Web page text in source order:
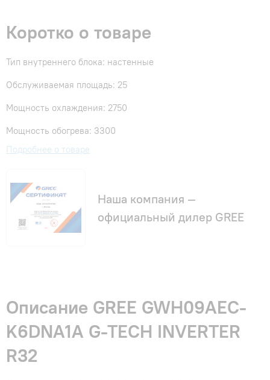
Коротко о товаре
Тип внутреннего блока: настенные
Обслуживаемая площадь: 25
Мощность охлаждения: 2750
Мощность обогрева: 3300
Подробнее о товаре
Наша компания —
официальный дилер GREE
Описание GREE GWH09AEC-
K6DNA1A G-TECH INVERTER
R32